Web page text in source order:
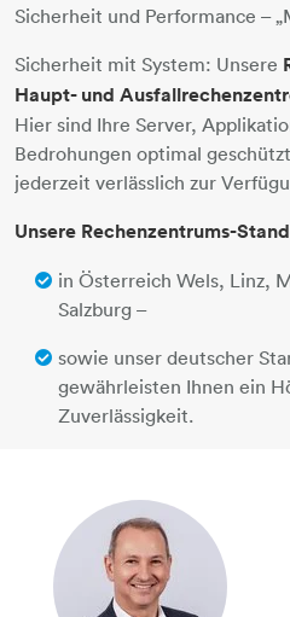
Sicherheit und Performance –
Sicherheit mit System: Unsere
Haupt- und
Hier sind Ihre Server,
Bedrohungen optimal
jederzeit verlässlich zur
Unsere Rechenzentrums-
in Österreich Wels, Linz,
Salzburg –
sowie unser deutscher
gewährleisten Ihnen ein
Zuverlässigkeit.